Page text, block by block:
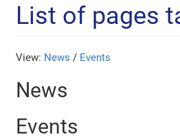
List of pages
View: News / Events
News
Events